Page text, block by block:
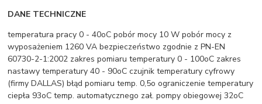
DANE TECHNICZNE
temperatura pracy 0 - 40oC pobór mocy 10 W pobór mocy z
wyposażeniem 1260 VA bezpieczeństwo zgodnie z PN-EN
60730-2-1:2002 zakres pomiaru temperatury 0 - 100oC zakres
nastawy temperatury 40 - 90oC czujnik temperatury cyfrowy
(firmy DALLAS) błąd pomiaru temp. 0,5o ograniczenie temperatury
ciepła 93oC temp. automatycznego zał. pompy obiegowej 32oC